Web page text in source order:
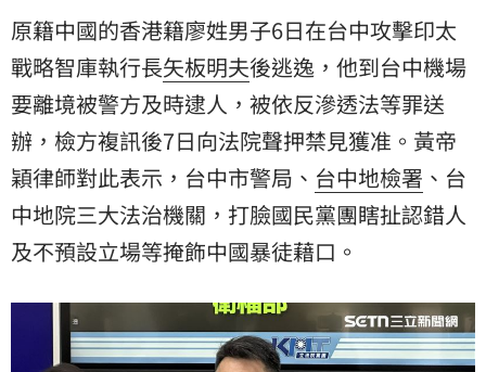
認錯人及不預設立場等掩飾中國暴徒藉口。
原籍中國的香港籍廖姓男子6日在台中攻擊印太
戰略智庫執行長矢板明夫後逃逸，他到台中機場
要離境被警方及時逮人，被依反滲透法等罪送
辦，檢方複訊後7日向法院聲押禁見獲准。 黃帝
穎律師對此表示，台中市警局、 台中地檢署 、台
中地院三大法治機關，打臉國民黨團瞎扯認錯人
及不預設立場等掩飾中國暴徒藉口。